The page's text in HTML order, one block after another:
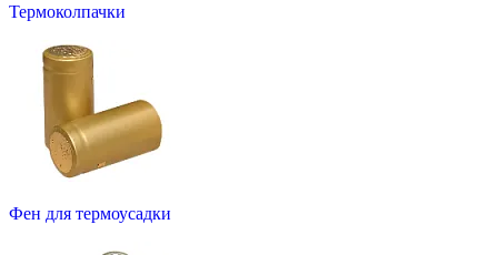
Термоколпачки
Фен для термоусадки